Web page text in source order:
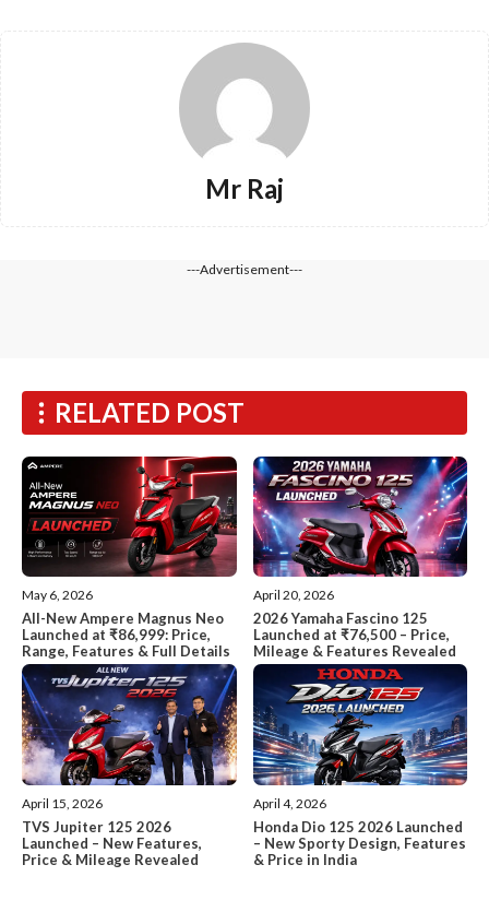
Mr Raj
---Advertisement---
RELATED POST
May 6, 2026
All-New Ampere Magnus Neo
Launched at ₹86,999: Price,
Range, Features & Full Details
April 20, 2026
2026 Yamaha Fascino 125
Launched at ₹76,500 – Price,
Mileage & Features Revealed
April 15, 2026
TVS Jupiter 125 2026
Launched – New Features,
Price & Mileage Revealed
April 4, 2026
Honda Dio 125 2026 Launched
– New Sporty Design, Features
& Price in India